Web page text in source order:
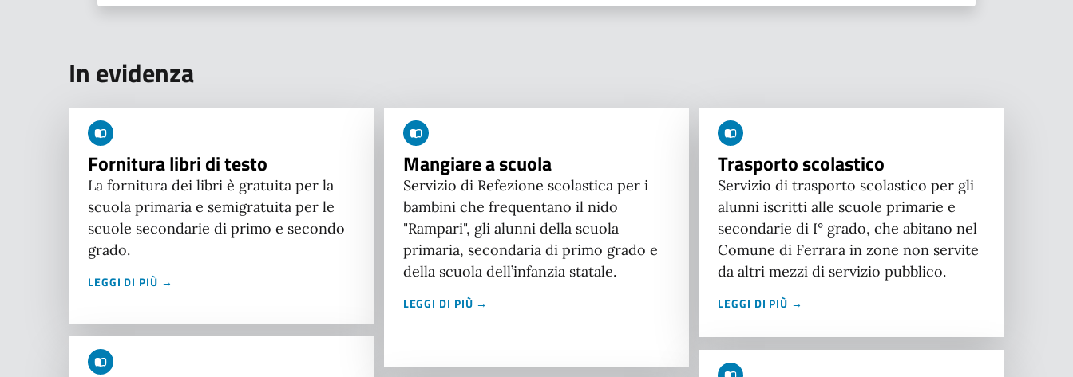
In evidenza
Fornitura libri di testo
La fornitura dei libri è gratuita per la
scuola primaria e semigratuita per le
scuole secondarie di primo e secondo
grado.
LEGGI DI PIÙ →
Mangiare a scuola
Servizio di Refezione scolastica per i
bambini che frequentano il nido
"Rampari", gli alunni della scuola
primaria, secondaria di primo grado e
della scuola dell’infanzia statale.
LEGGI DI PIÙ →
Trasporto scolastico
Servizio di trasporto scolastico per gli
alunni iscritti alle scuole primarie e
secondarie di I° grado, che abitano nel
Comune di Ferrara in zone non servite
da altri mezzi di servizio pubblico.
LEGGI DI PIÙ →